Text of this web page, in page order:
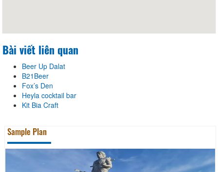
Bài viết liên quan
Beer Up Dalat
B21Beer
Fox’s Den
Heyla cocktail bar
Kit Bia Craft
Sample Plan